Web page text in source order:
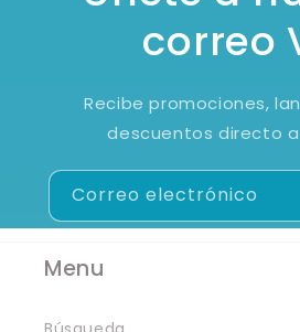
correo
Recibe promociones,
descuentos directo
Correo electrónico
Menu